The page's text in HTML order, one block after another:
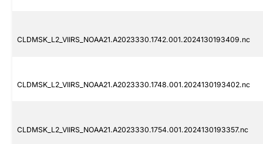
CLDMSK_L2_VIIRS_NOAA21.A2023330.1742.001.2024130193409.nc
CLDMSK_L2_VIIRS_NOAA21.A2023330.1748.001.2024130193402.nc
CLDMSK_L2_VIIRS_NOAA21.A2023330.1754.001.2024130193357.nc